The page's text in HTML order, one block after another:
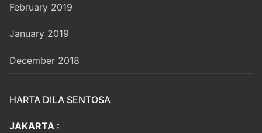
February 2019
January 2019
December 2018
HARTA DILA SENTOSA
JAKARTA :